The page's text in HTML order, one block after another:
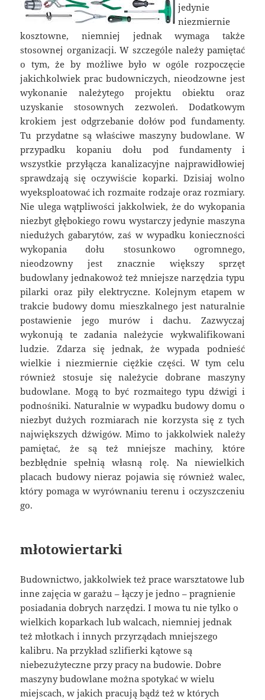
jedynie
niezmiernie
kosztowne, niemniej jednak wymaga także
stosownej organizacji. W szczególe należy pamiętać
o tym, że by możliwe było w ogóle rozpoczęcie
jakichkolwiek prac budowniczych, nieodzowne jest
wykonanie należytego projektu obiektu oraz
uzyskanie stosownych zezwoleń. Dodatkowym
krokiem jest odgrzebanie dołów pod fundamenty.
Tu przydatne są właściwe maszyny budowlane. W
przypadku kopaniu dołu pod fundamenty i
wszystkie przyłącza kanalizacyjne najprawidłowiej
sprawdzają się oczywiście koparki. Dzisiaj wolno
wyeksploatować ich rozmaite rodzaje oraz rozmiary.
Nie ulega wątpliwości jakkolwiek, że do wykopania
niezbyt głębokiego rowu wystarczy jedynie maszyna
niedużych gabarytów, zaś w wypadku konieczności
wykopania dołu stosunkowo ogromnego,
nieodzowny jest znacznie większy sprzęt
budowlany jednakowoż też mniejsze narzędzia typu
pilarki oraz piły elektryczne. Kolejnym etapem w
trakcie budowy domu mieszkalnego jest naturalnie
postawienie jego murów i dachu. Zazwyczaj
wykonują te zadania należycie wykwalifikowani
ludzie. Zdarza się jednak, że wypada podnieść
wielkie i niezmiernie ciężkie części. W tym celu
również stosuje się należycie dobrane maszyny
budowlane. Mogą to być rozmaitego typu dźwigi i
podnośniki. Naturalnie w wypadku budowy domu o
niezbyt dużych rozmiarach nie korzysta się z tych
największych dźwigów. Mimo to jakkolwiek należy
pamiętać, że są też mniejsze machiny, które
bezbłędnie spełnią własną rolę. Na niewielkich
placach budowy nieraz pojawia się również walec,
który pomaga w wyrównaniu terenu i oczyszczeniu
go.
młotowiertarki
Budownictwo, jakkolwiek też prace warsztatowe lub
inne zajęcia w garażu – łączy je jedno – pragnienie
posiadania dobrych narzędzi. I mowa tu nie tylko o
wielkich koparkach lub walcach, niemniej jednak
też młotkach i innych przyrządach mniejszego
kalibru. Na przykład szlifierki kątowe są
niebezużyteczne przy pracy na budowie. Dobre
maszyny budowlane można spotykać w wielu
miejscach, w jakich pracują bądź też w których